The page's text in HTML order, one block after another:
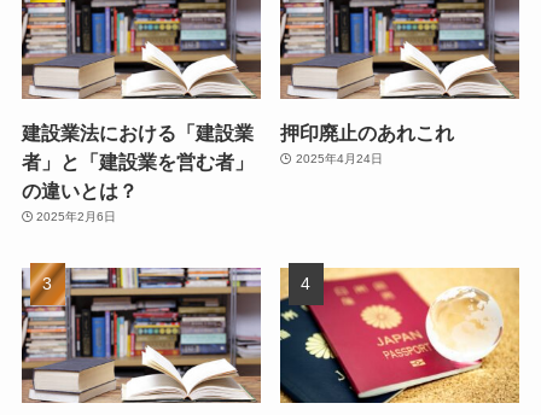
建設業法における「建設業
者」と「建設業を営む者」
の違いとは？
2025年2月6日
押印廃止のあれこれ
2025年4月24日